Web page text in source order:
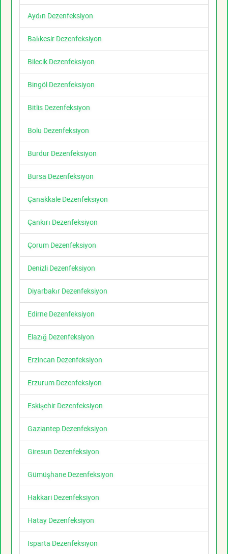
Aydın Dezenfeksiyon
Balıkesir Dezenfeksiyon
Bilecik Dezenfeksiyon
Bingöl Dezenfeksiyon
Bitlis Dezenfeksiyon
Bolu Dezenfeksiyon
Burdur Dezenfeksiyon
Bursa Dezenfeksiyon
Çanakkale Dezenfeksiyon
Çankırı Dezenfeksiyon
Çorum Dezenfeksiyon
Denizli Dezenfeksiyon
Diyarbakır Dezenfeksiyon
Edirne Dezenfeksiyon
Elazığ Dezenfeksiyon
Erzincan Dezenfeksiyon
Erzurum Dezenfeksiyon
Eskişehir Dezenfeksiyon
Gaziantep Dezenfeksiyon
Giresun Dezenfeksiyon
Gümüşhane Dezenfeksiyon
Hakkari Dezenfeksiyon
Hatay Dezenfeksiyon
Isparta Dezenfeksiyon